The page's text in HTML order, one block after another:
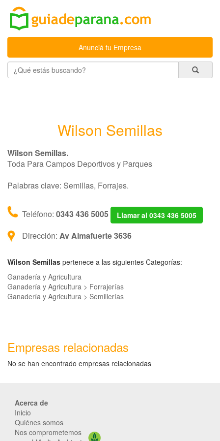
Anunciá tu Empresa
Wilson Semillas
Wilson Semillas.
Toda Para Campos Deportivos y Parques
Palabras clave: Semillas, Forrajes.
Teléfono: 0343 436 5005 Llamar al 0343 436 5005
Dirección: Av Almafuerte 3636
Wilson Semillas pertenece a las siguientes Categorías:
Ganadería y Agricultura
Ganadería y Agricultura > Forrajerías
Ganadería y Agricultura > Semillerías
Empresas relacionadas
No se han encontrado empresas relacionadas
Acerca de
Inicio
Quiénes somos
Nos comprometemos